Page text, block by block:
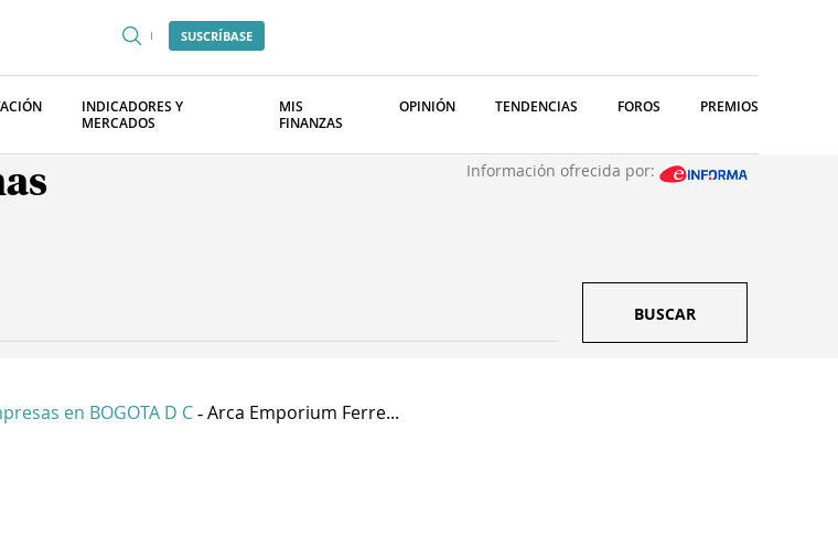
SUSCRÍBASE
INDICADORES Y
MERCADOS
MIS
FINANZAS
OPINIÓN TENDENCIAS FOROS PREMIOS
Información ofrecida por:
BUSCAR
en BOGOTA D C - Arca Emporium Ferre...